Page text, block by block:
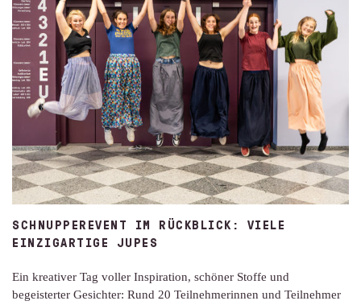
SCHNUPPEREVENT IM RÜCKBLICK: VIELE
EINZIGARTIGE JUPES
Ein kreativer Tag voller Inspiration, schöner Stoffe und
begeisterter Gesichter: Rund 20 Teilnehmerinnen und Teilnehmer